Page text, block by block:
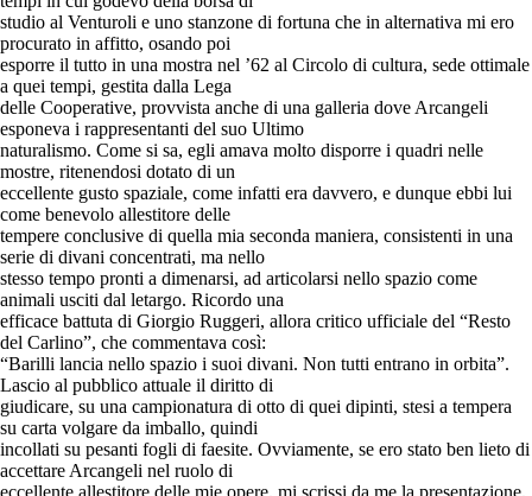
studio al Venturoli e uno stanzone di fortuna che in alternativa mi ero
procurato in affitto, osando poi
esporre il tutto in una mostra nel ’62 al Circolo di cultura, sede ottimale
a quei tempi, gestita dalla Lega
delle Cooperative, provvista anche di una galleria dove Arcangeli
esponeva i rappresentanti del suo Ultimo
naturalismo. Come si sa, egli amava molto disporre i quadri nelle
mostre, ritenendosi dotato di un
eccellente gusto spaziale, come infatti era davvero, e dunque ebbi lui
come benevolo allestitore delle
tempere conclusive di quella mia seconda maniera, consistenti in una
serie di divani concentrati, ma nello
stesso tempo pronti a dimenarsi, ad articolarsi nello spazio come
animali usciti dal letargo. Ricordo una
efficace battuta di Giorgio Ruggeri, allora critico ufficiale del “Resto
del Carlino”, che commentava così:
“Barilli lancia nello spazio i suoi divani. Non tutti entrano in orbita”.
Lascio al pubblico attuale il diritto di
giudicare, su una campionatura di otto di quei dipinti, stesi a tempera
su carta volgare da imballo, quindi
incollati su pesanti fogli di faesite. Ovviamente, se ero stato ben lieto di
accettare Arcangeli nel ruolo di
eccellente allestitore delle mie opere, mi scrissi da me la presentazione,